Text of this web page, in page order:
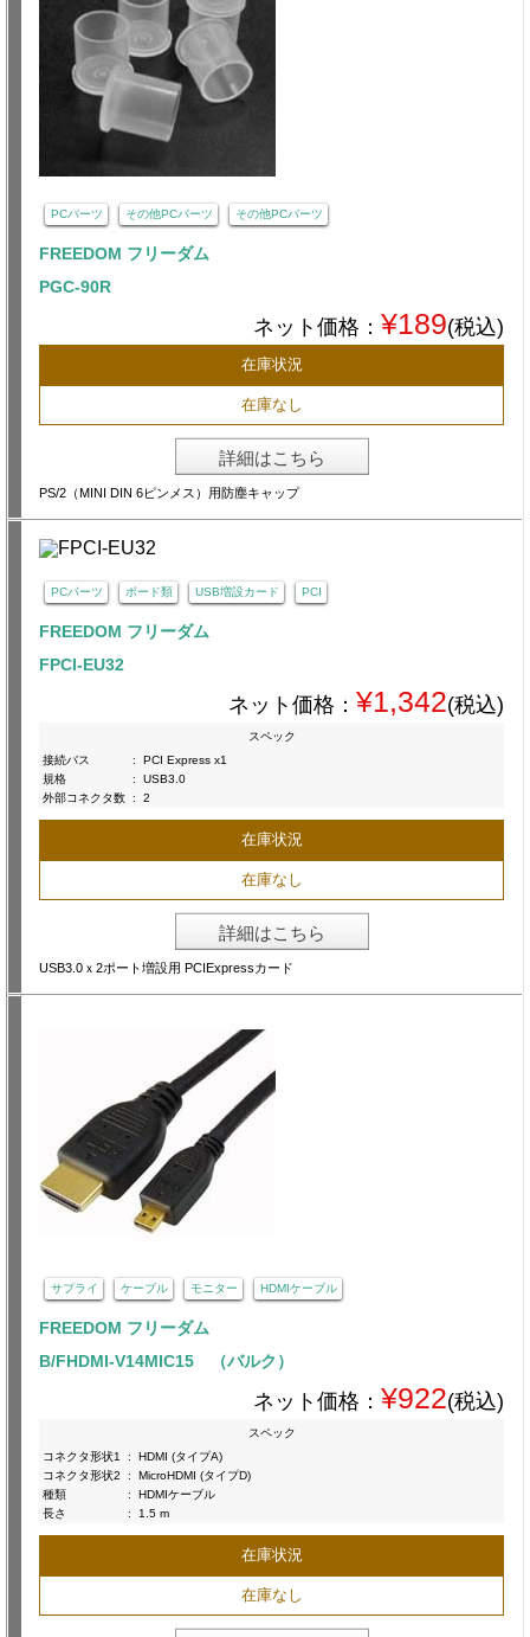
PCパーツ その他PCパーツ その他PCパーツ
FREEDOM フリーダム
PGC-90R
ネット価格： ¥189(税込)
在庫状況
在庫なし
詳細はこちら
PS/2（MINI DIN 6ピンメス）用防塵キャップ
PCパーツ ボード類 USB増設カード PCI
FREEDOM フリーダム
FPCI-EU32
ネット価格： ¥1,342(税込)
スペック
接続バス
:
PCI Express x1
規格
:
USB3.0
外部コネクタ数 : 2
在庫状況
在庫なし
詳細はこちら
USB3.0ｘ2ポート増設用 PCIExpressカード
サプライ ケーブル モニター HDMIケーブル
FREEDOM フリーダム
B/FHDMI-V14MIC15 （バルク）
ネット価格： ¥922(税込)
スペック
コネクタ形状1
:
HDMI (タイプA)
コネクタ形状2
:
MicroHDMI (タイプD)
種類
:
HDMIケーブル
長さ
: 1.5 m
在庫状況
在庫なし